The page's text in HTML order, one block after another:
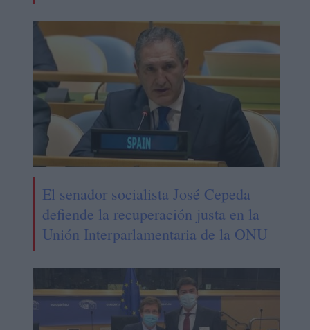
El senador socialista José Cepeda
defiende la recuperación justa en la
Unión Interparlamentaria de la ONU